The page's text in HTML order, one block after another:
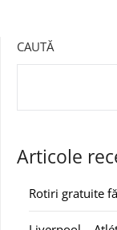
CAUTĂ
Articole
Rotiri gratuite